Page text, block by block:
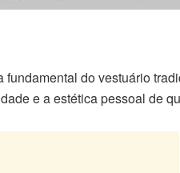
do vestuário
e a estética pessoal de